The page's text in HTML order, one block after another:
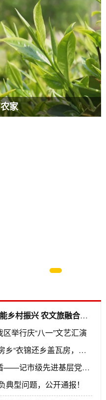
家
全面推进乡村振兴 | 花海赋能乡村振兴 农文旅融合绘就小田坝新图景
举行庆“八一”文艺汇演
烟火聚乡情 同心启新程 瓦房乡“衣锦还乡盖瓦房，此心安处是吾乡”系列文化活动圆满落幕
建强红色堡垒 铸就平安之盾——记市级先进基层党组织保山市公安局隆阳分局特巡警大队党支部
型问题，公开通报！